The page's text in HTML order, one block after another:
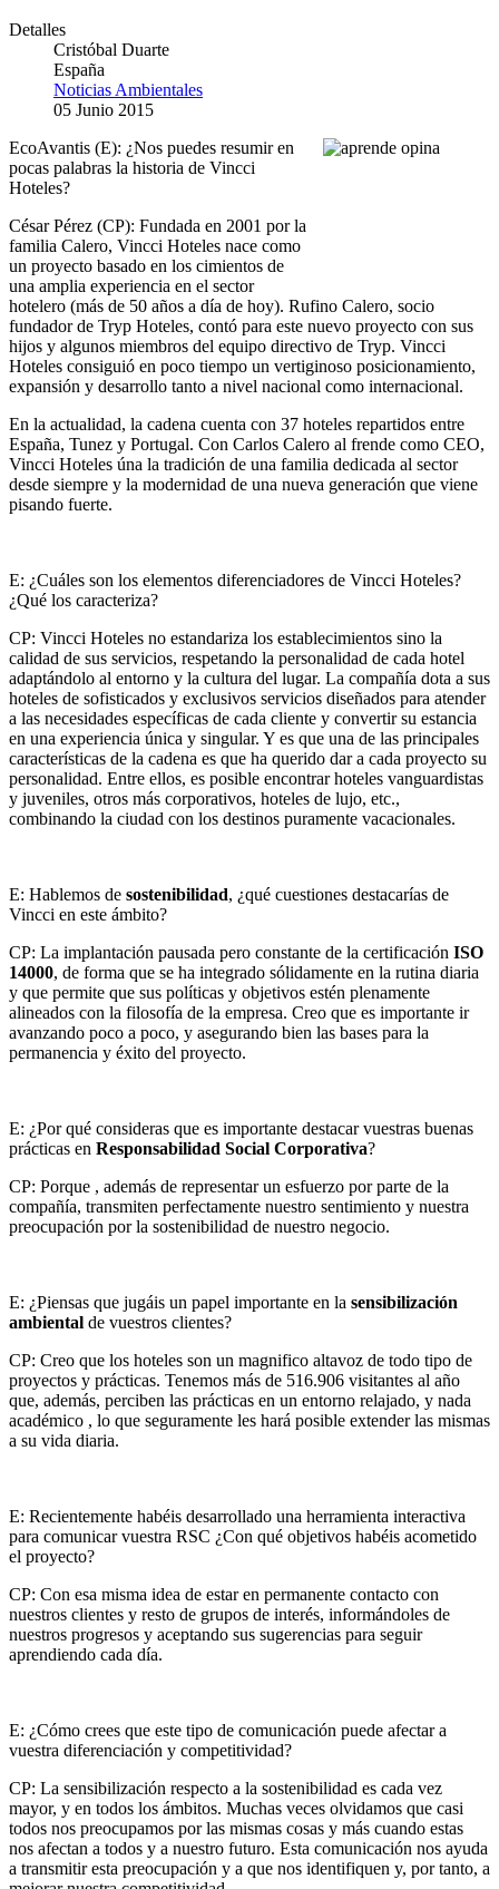
Detalles
Cristóbal Duarte
España
Noticias Ambientales
05 Junio 2015
EcoAvantis (E): ¿Nos puedes resumir en
pocas palabras la historia de Vincci
Hoteles?
César Pérez (CP): Fundada en 2001 por la
familia Calero, Vincci Hoteles nace como
un proyecto basado en los cimientos de
una amplia experiencia en el sector
hotelero (más de 50 años a día de hoy). Rufino Calero, socio
fundador de Tryp Hoteles, contó para este nuevo proyecto con sus
hijos y algunos miembros del equipo directivo de Tryp. Vincci
Hoteles consiguió en poco tiempo un vertiginoso posicionamiento,
expansión y desarrollo tanto a nivel nacional como internacional.
En la actualidad, la cadena cuenta con 37 hoteles repartidos entre
España, Tunez y Portugal. Con Carlos Calero al frende como CEO,
Vincci Hoteles úna la tradición de una familia dedicada al sector
desde siempre y la modernidad de una nueva generación que viene
pisando fuerte.
E: ¿Cuáles son los elementos diferenciadores de Vincci Hoteles?
¿Qué los caracteriza?
CP: Vincci Hoteles no estandariza los establecimientos sino la
calidad de sus servicios, respetando la personalidad de cada hotel
adaptándolo al entorno y la cultura del lugar. La compañía dota a sus
hoteles de sofisticados y exclusivos servicios diseñados para atender
a las necesidades específicas de cada cliente y convertir su estancia
en una experiencia única y singular. Y es que una de las principales
características de la cadena es que ha querido dar a cada proyecto su
personalidad. Entre ellos, es posible encontrar hoteles vanguardistas
y juveniles, otros más corporativos, hoteles de lujo, etc.,
combinando la ciudad con los destinos puramente vacacionales.
E: Hablemos de sostenibilidad, ¿qué cuestiones destacarías de
Vincci en este ámbito?
CP: La implantación pausada pero constante de la certificación ISO
14000, de forma que se ha integrado sólidamente en la rutina diaria
y que permite que sus políticas y objetivos estén plenamente
alineados con la filosofía de la empresa. Creo que es importante ir
avanzando poco a poco, y asegurando bien las bases para la
permanencia y éxito del proyecto.
E: ¿Por qué consideras que es importante destacar vuestras buenas
prácticas en Responsabilidad Social Corporativa?
CP: Porque , además de representar un esfuerzo por parte de la
compañía, transmiten perfectamente nuestro sentimiento y nuestra
preocupación por la sostenibilidad de nuestro negocio.
E: ¿Piensas que jugáis un papel importante en la sensibilización
ambiental de vuestros clientes?
CP: Creo que los hoteles son un magnifico altavoz de todo tipo de
proyectos y prácticas. Tenemos más de 516.906 visitantes al año
que, además, perciben las prácticas en un entorno relajado, y nada
académico , lo que seguramente les hará posible extender las mismas
a su vida diaria.
E: Recientemente habéis desarrollado una herramienta interactiva
para comunicar vuestra RSC ¿Con qué objetivos habéis acometido
el proyecto?
CP: Con esa misma idea de estar en permanente contacto con
nuestros clientes y resto de grupos de interés, informándoles de
nuestros progresos y aceptando sus sugerencias para seguir
aprendiendo cada día.
E: ¿Cómo crees que este tipo de comunicación puede afectar a
vuestra diferenciación y competitividad?
CP: La sensibilización respecto a la sostenibilidad es cada vez
mayor, y en todos los ámbitos. Muchas veces olvidamos que casi
todos nos preocupamos por las mismas cosas y más cuando estas
nos afectan a todos y a nuestro futuro. Esta comunicación nos ayuda
a transmitir esta preocupación y a que nos identifiquen y, por tanto, a